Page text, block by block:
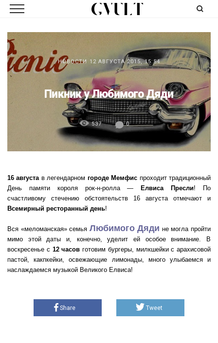
НОВОСТИ 12 АВГУСТА 2015, 15:54
Пикник у Любимого Дяди
537 0
16 августав легендарном городе Мемфис проходит традиционный
День памяти короля рок-н-ролла —
Елвиса Пресли! По
счастливому стечению обстоятельств 16 августа отмечают и
Всемирный ресторанный день!
Вся «меломанская» семья Любимого Дяди не могла пройти
мимо этой даты и, конечно, уделит ей особое внимание. В
воскресенье с 12 часов готовим бургеры, милкшейки с арахисовой
пастой, какпкейки, освежающие лимонады, много улыбаемся и
наслаждаемся музыкой Великого Елвиса!
Share Tweet